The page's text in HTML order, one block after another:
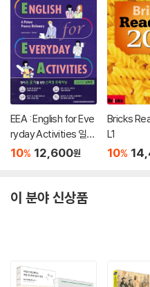
UNIT 4 건설적으로 지적하기
UNIT 5 과하지 않게 걱정 드러내기
Section 1 대화 현장에 적용하기
SECTION 2 잘못은 가감 없이 인
UNIT 1 정도별 사과 표현
UNIT 2 최고의 사과 vs. 최악의 사
UNIT 3 대책 있는 사과 표현
UNIT 4 사과문의 정석
Section 2 대화 현장에 적용하기
SECTION 3 모를 때는 모른다고
Section 3 대화 현장에 적용하기
EEA : English for Eve
ryday Activities 일상
표현 낭독편
10% 12,600원
Bricks
L1
10%
이 분야 신상품